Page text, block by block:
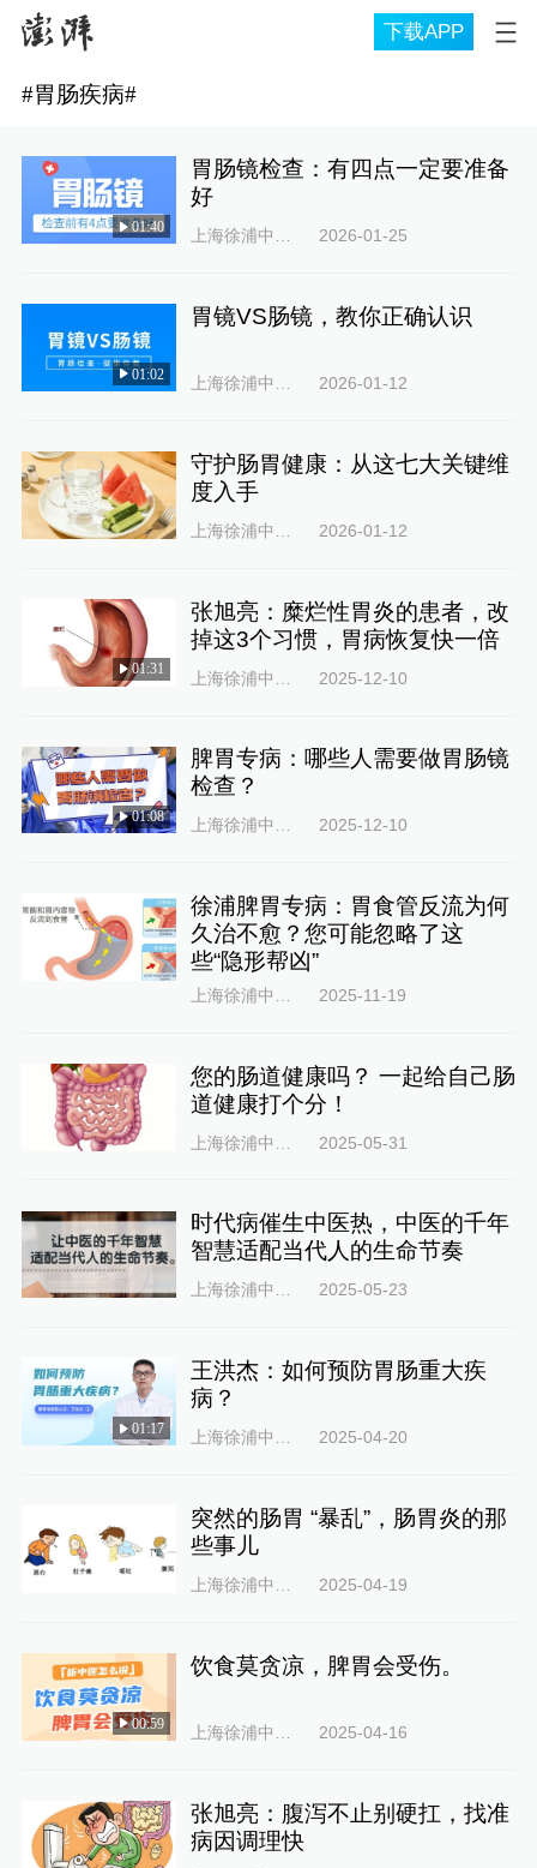
下载APP
#胃肠疾病#
01:40
胃肠镜检查：有四点一定要准备
好
2026-01-25
01:02
胃镜VS肠镜，教你正确认识
2026-01-12
守护肠胃健康：从这七大关键维
度入手
2026-01-12
01:31
张旭亮：糜烂性胃炎的患者，改
掉这3个习惯，胃病恢复快一倍
2025-12-10
01:08
脾胃专病：哪些人需要做胃肠镜
检查？
上海徐浦中医医院 2025-12-10
徐浦脾胃专病：胃食管反流为何
久治不愈？您可能忽略了这
些“隐形帮凶”
2025-11-19
您的肠道健康吗？ 一起给自己肠
道健康打个分！
2025-05-31
时代病催生中医热，中医的千年
智慧适配当代人的生命节奏
上海徐浦中医医院 2025-05-23
01:17
王洪杰：如何预防胃肠重大疾
病？
上海徐浦中医医院 2025-04-20
突然的肠胃 “暴乱”，肠胃炎的那
些事儿
2025-04-19
00:59
饮食莫贪凉，脾胃会受伤。
2025-04-16
张旭亮：腹泻不止别硬扛，找准
病因调理快